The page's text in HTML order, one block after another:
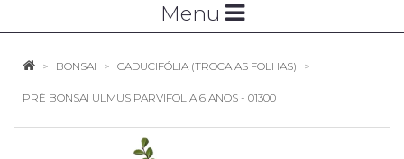
Menu
BONSAI CADUCIFÓLIA (TROCA AS FOLHAS)
PRÉ BONSAI ULMUS PARVIFOLIA 6 ANOS - 01300